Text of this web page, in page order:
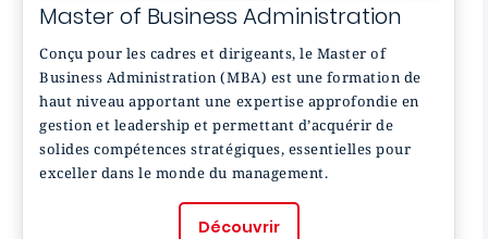
Master of Business Administration
Conçu pour les cadres et dirigeants, le Master of
Business Administration (MBA) est une formation de
haut niveau apportant une expertise approfondie en
gestion et leadership et permettant d’acquérir de
solides compétences stratégiques, essentielles pour
exceller dans le monde du management.
Découvrir